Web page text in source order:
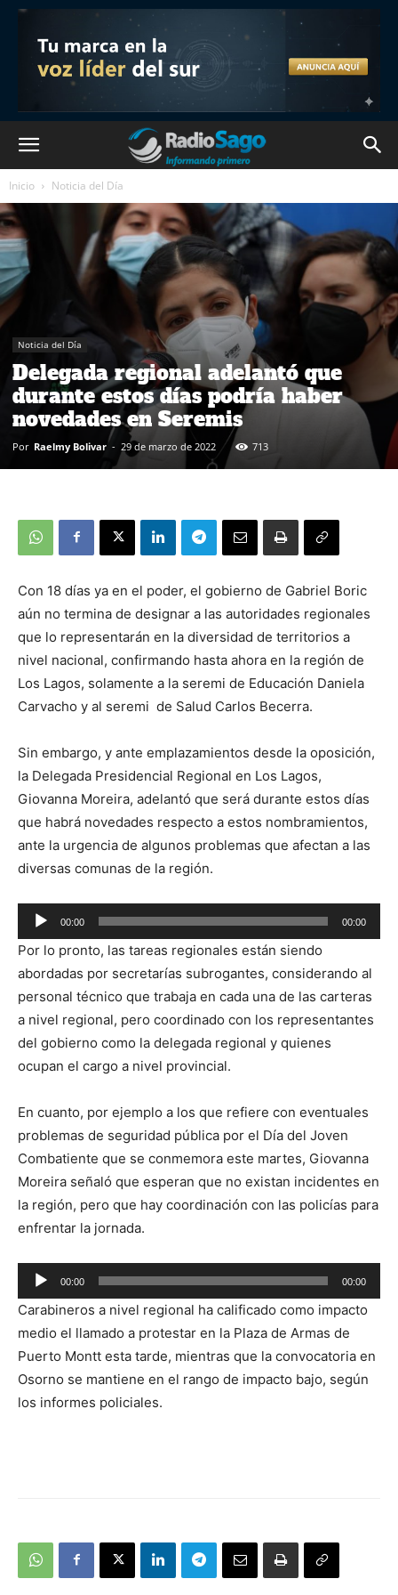
Inicio Noticia del Día
Noticia del Día
Delegada regional adelantó que
durante estos días podría haber
novedades en Seremis
Por Raelmy Bolivar - 29 de marzo de 2022 713
Con 18 días ya en el poder, el gobierno de Gabriel Boric
aún no termina de designar a las autoridades regionales
que lo representarán en la diversidad de territorios a
nivel nacional, confirmando hasta ahora en la región de
Los Lagos, solamente a la seremi de Educación Daniela
Carvacho y al seremi de Salud Carlos Becerra.
Sin embargo, y ante emplazamientos desde la oposición,
la Delegada Presidencial Regional en Los Lagos,
Giovanna Moreira, adelantó que será durante estos días
que habrá novedades respecto a estos nombramientos,
ante la urgencia de algunos problemas que afectan a las
diversas comunas de la región.
Reproductor
de
audio
00:00 00:00
Por lo pronto, las tareas regionales están siendo
abordadas por secretarías subrogantes, considerando al
personal técnico que trabaja en cada una de las carteras
a nivel regional, pero coordinado con los representantes
del gobierno como la delegada regional y quienes
ocupan el cargo a nivel provincial.
En cuanto, por ejemplo a los que refiere con eventuales
problemas de seguridad pública por el Día del Joven
Combatiente que se conmemora este martes, Giovanna
Moreira señaló que esperan que no existan incidentes en
la región, pero que hay coordinación con las policías para
enfrentar la jornada.
Reproductor
de
audio
00:00 00:00
Carabineros a nivel regional ha calificado como impacto
medio el llamado a protestar en la Plaza de Armas de
Puerto Montt esta tarde, mientras que la convocatoria en
Osorno se mantiene en el rango de impacto bajo, según
los informes policiales.